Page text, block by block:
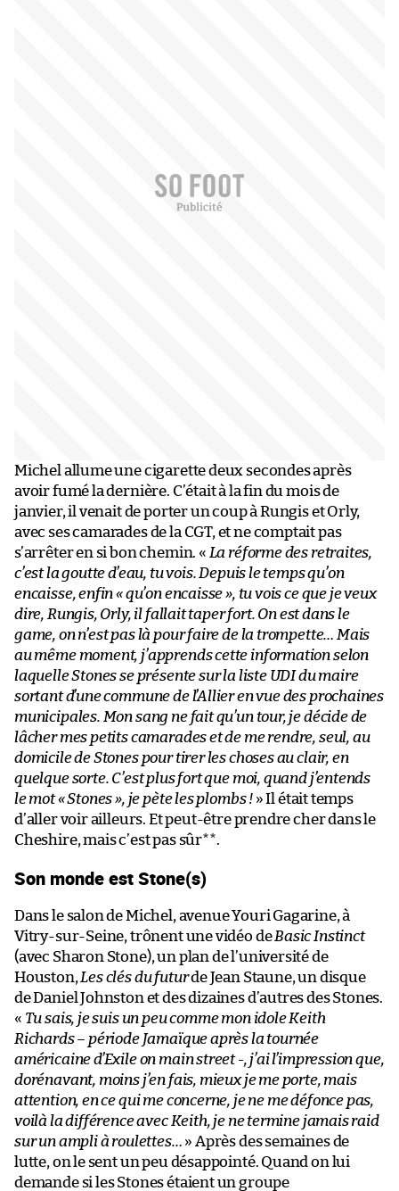
Michel allume une cigarette deux secondes après
avoir fumé la dernière. C’était à la fin du mois de
janvier, il venait de porter un coup à Rungis et Orly,
avec ses camarades de la CGT, et ne comptait pas
s’arrêter en si bon chemin. « La réforme des retraites,
c’est la goutte d’eau, tu vois. Depuis le temps qu’on
encaisse, enfin « qu’on encaisse », tu vois ce que je veux
dire, Rungis, Orly, il fallait taper fort. On est dans le
game, on n’est pas là pour faire de la trompette… Mais
au même moment, j’apprends cette information selon
laquelle Stones se présente sur la liste UDI du maire
sortant d’une commune de l’Allier en vue des prochaines
municipales. Mon sang ne fait qu’un tour, je décide de
lâcher mes petits camarades et de me rendre, seul, au
domicile de Stones pour tirer les choses au clair, en
quelque sorte. C’est plus fort que moi, quand j’entends
le mot « Stones », je pète les plombs !» Il était temps
d’aller voir ailleurs. Et peut-être prendre cher dans le
Cheshire, mais c’est pas sûr**.
Son monde est Stone(s)
Dans le salon de Michel, avenue Youri Gagarine, à
Vitry-sur-Seine, trônent une vidéo deBasic Instinct
(avec Sharon Stone), un plan de l’université de
Houston, Les clés du futurde Jean Staune, un disque
de Daniel Johnston et des dizaines d’autres des Stones.
« Tu sais, je suis un peu comme mon idole Keith
Richards – période Jamaïque après la tournée
américaine d’Exile on main street -, j’ai l’impression que,
dorénavant, moins j’en fais, mieux je me porte, mais
attention, en ce qui me concerne, je ne me défonce pas,
voilà la différence avec Keith, je ne termine jamais raid
sur un ampli à roulettes… » Après des semaines de
lutte, on le sent un peu désappointé. Quand on lui
demande si les Stones étaient un groupe